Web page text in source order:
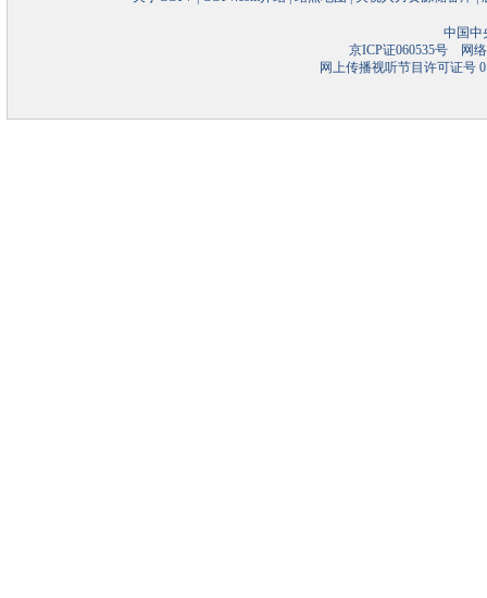
中国中
京ICP证060535号网络
网上传播视听节目许可证号